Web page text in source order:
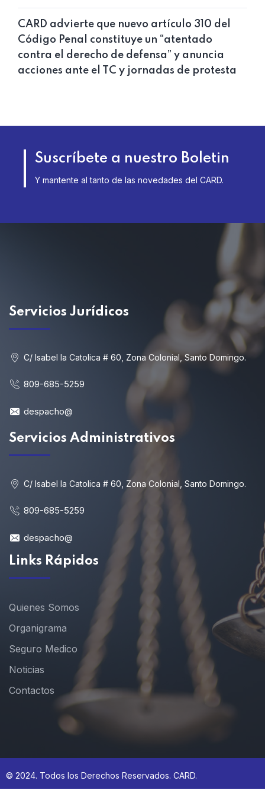
CARD advierte que nuevo artículo 310 del
Código Penal constituye un “atentado
contra el derecho de defensa” y anuncia
acciones ante el TC y jornadas de protesta
Suscríbete a nuestro Boletin
Y mantente al tanto de las novedades del CARD.
Servicios Jurídicos
C/ Isabel la Catolica # 60, Zona Colonial, Santo Domingo.
809-685-5259
despacho@
Servicios Administrativos
C/ Isabel la Catolica # 60, Zona Colonial, Santo Domingo.
809-685-5259
despacho@
Links Rápidos
Quienes Somos
Organigrama
Seguro Medico
Noticias
Contactos
© 2024. Todos los Derechos Reservados. CARD.